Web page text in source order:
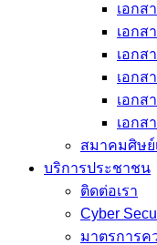
เอกส
เอกส
เอกส
เอกส
เอกส
เอกส
สมาคมศิษย์
บริการประชาชน
ติดต่อเรา
Cyber
มาตรการค